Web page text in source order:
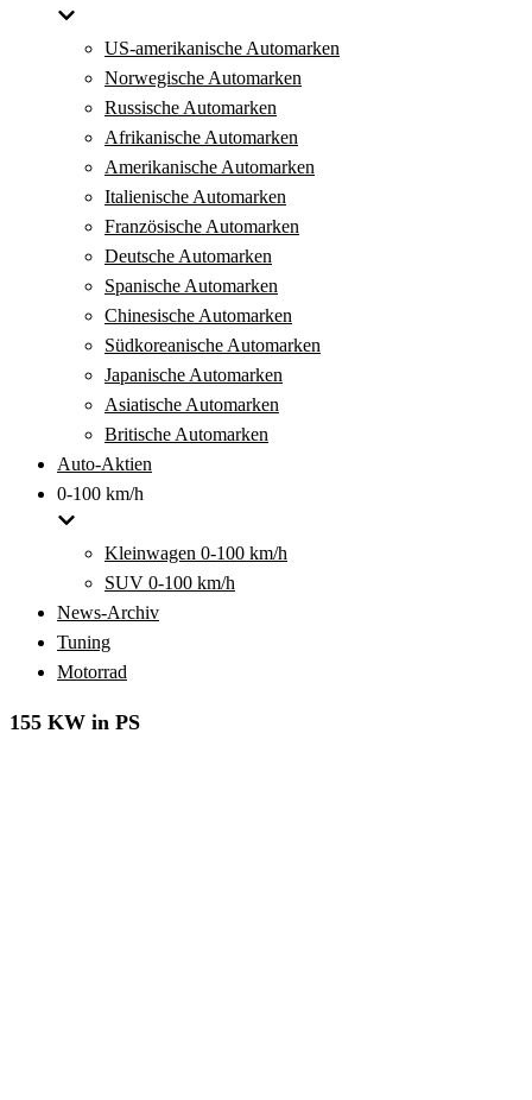
US-amerikanische Automarken
Norwegische Automarken
Russische Automarken
Afrikanische Automarken
Amerikanische Automarken
Italienische Automarken
Französische Automarken
Deutsche Automarken
Spanische Automarken
Chinesische Automarken
Südkoreanische Automarken
Japanische Automarken
Asiatische Automarken
Britische Automarken
Auto-Aktien
0-100 km/h
Kleinwagen 0-100 km/h
SUV 0-100 km/h
News-Archiv
Tuning
Motorrad
155 KW in PS